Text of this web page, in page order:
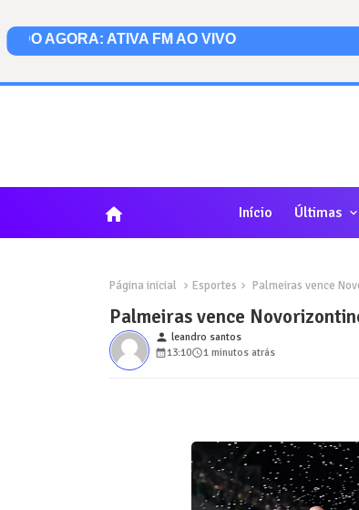
home Início Últimas
Página inicial Esportes Palmeiras vence
Palmeiras vence
person leandro santos
13:10
1 minutos atrás